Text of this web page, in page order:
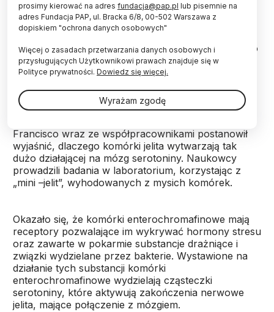
Przypominające receptory smakowe komórki
enterochromafinowe (EC) w wyściółce jelita
wzbudziły zainteresowanie specjalistów, gdy okazało
się, że wytwarzają 90 proc. całej produkowanej
przez organizm serotoniny. Serotonina działając na
Francisco wraz ze współpracownikami postanowił
wyjaśnić, dlaczego komórki jelita wytwarzają tak
dużo działającej na mózg serotoniny. Naukowcy
prowadzili badania w laboratorium, korzystając z
„mini –jelit”, wyhodowanych z mysich komórek.
Okazało się, że komórki enterochromafinowe mają
receptory pozwalające im wykrywać hormony stresu
oraz zawarte w pokarmie substancje drażniące i
związki wydzielane przez bakterie. Wystawione na
działanie tych substancji komórki
enterochromafinowe wydzielają cząsteczki
serotoniny, które aktywują zakończenia nerwowe
jelita, mające połączenie z mózgiem.
prosimy kierować na adres fundacja@pap.pl lub pisemnie na
adres Fundacja PAP, ul. Bracka 6/8, 00-502 Warszawa z
dopiskiem "ochrona danych osobowych"
Więcej o zasadach przetwarzania danych osobowych i
przysługujących Użytkownikowi prawach znajduje się w
Polityce prywatności. Dowiedz się więcej.
Wyrażam zgodę